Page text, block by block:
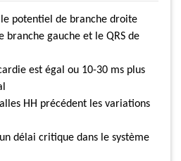
potentiel de branche droite
gauche et le QRS de
est égal ou 10-30 ms plus
HH précédent les variations
délai critique dans le système